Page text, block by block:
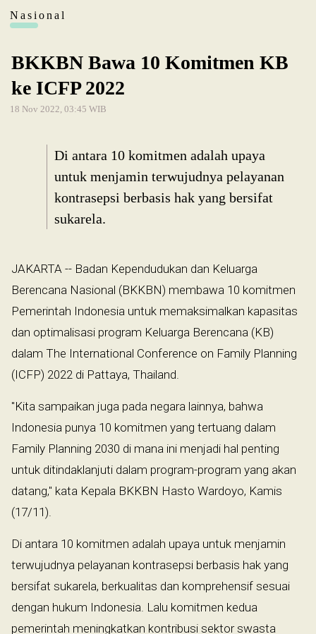
Nasional
BKKBN Bawa 10 Komitmen KB
ke ICFP 2022
18 Nov 2022, 03:45 WIB
Di antara 10 komitmen adalah upaya
untuk menjamin terwujudnya pelayanan
kontrasepsi berbasis hak yang bersifat
sukarela.
JAKARTA -- Badan Kependudukan dan Keluarga
Berencana Nasional (BKKBN) membawa 10 komitmen
Pemerintah Indonesia untuk memaksimalkan kapasitas
dan optimalisasi program Keluarga Berencana (KB)
dalam The International Conference on Family Planning
(ICFP) 2022 di Pattaya, Thailand.
"Kita sampaikan juga pada negara lainnya, bahwa
Indonesia punya 10 komitmen yang tertuang dalam
Family Planning 2030 di mana ini menjadi hal penting
untuk ditindaklanjuti dalam program-program yang akan
datang," kata Kepala BKKBN Hasto Wardoyo, Kamis
(17/11).
Di antara 10 komitmen adalah upaya untuk menjamin
terwujudnya pelayanan kontrasepsi berbasis hak yang
bersifat sukarela, berkualitas dan komprehensif sesuai
dengan hukum Indonesia. Lalu komitmen kedua
pemerintah meningkatkan kontribusi sektor swasta